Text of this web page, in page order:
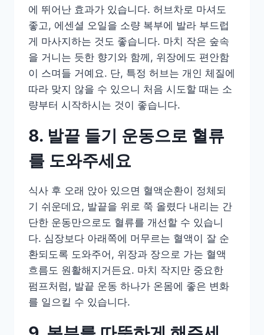
에 뛰어난 효과가 있습니다. 허브차로 마셔도
좋고, 에센셜 오일을 소량 복부에 발라 부드럽
게 마사지하는 것도 좋습니다. 마치 작은 숲속
을 거니는 듯한 향기와 함께, 위장에도 편안함
이 스며들 거예요. 단, 특정 허브는 개인 체질에
따라 맞지 않을 수 있으니 처음 시도할 때는 소
량부터 시작하시는 것이 좋습니다.
8. 발끝 들기 운동으로 혈류
를 도와주세요
식사 후 오래 앉아 있으면 혈액순환이 정체되
기 쉬운데요, 발끝을 위로 쭉 올렸다 내리는 간
단한 운동만으로도 혈류를 개선할 수 있습니
다. 심장보다 아래쪽에 머무르는 혈액이 잘 순
환되도록 도와주어, 위장과 장으로 가는 혈액
흐름도 원활해지거든요. 마치 작지만 중요한
펌프처럼, 발끝 운동 하나가 온몸에 좋은 변화
를 일으킬 수 있습니다.